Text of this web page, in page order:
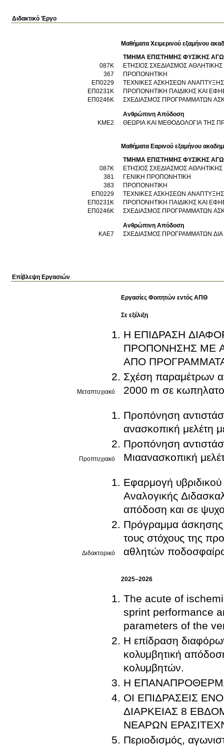
Διδακτικό Έργο
Μαθήματα Χειμερινού εξαμήνου
ΤΜΗΜΑ ΕΠΙΣΤΗΜΗΣ ΦΥΣΙΚΗΣ
087Κ
ΕΤΗΣΙΟΣ ΣΧΕΔΙΑΣΜΟΣ
367
ΠΡΟΠΟΝΗΤΙΚΗ
ΕΠ0229
ΤΕΧΝΙΚΕΣ ΑΣΚΗΣΕΩΝ
ΕΠ0231Κ
ΠΡΟΠΟΝΗΤΙΚΗ ΠΑΙΔΙΚΗΣ ΚΑΙ
ΕΠ0246Κ
ΣΧΕΔΙΑΣΜΟΣ ΠΡΟΓΡΑΜΜΑΤΩΝ
Ανθρώπινη Απόδοση
ΚΜΕ2
ΘΕΩΡΙΑ ΚΑΙ ΜΕΘΟΔΟΛΟΓΙΑ ΤΗΣ
Μαθήματα Εαρινού εξαμήνου
ΤΜΗΜΑ ΕΠΙΣΤΗΜΗΣ ΦΥΣΙΚΗΣ
087Κ
ΕΤΗΣΙΟΣ ΣΧΕΔΙΑΣΜΟΣ
381
ΓΕΝΙΚΗ ΠΡΟΠΟΝΗΤΙΚΗ
383
ΠΡΟΠΟΝΗΤΙΚΗ
ΕΠ0229
ΤΕΧΝΙΚΕΣ ΑΣΚΗΣΕΩΝ
ΕΠ0231Κ
ΠΡΟΠΟΝΗΤΙΚΗ ΠΑΙΔΙΚΗΣ ΚΑΙ
ΕΠ0246Κ
ΣΧΕΔΙΑΣΜΟΣ ΠΡΟΓΡΑΜΜΑΤΩΝ
Ανθρώπινη Απόδοση
ΚΑΕ7
ΣΧΕΔΙΑΣΜΟΣ ΠΡΟΓΡΑΜΜΑΤΩΝ ΔΙΑ
Επίβλεψη Εργασιών
Εργασίες Φοιτητών εντός ΑΠΘ
Σε εξέλιξη
Μεταπτυχιακό
Η ΕΠΙΔΡΑΣΗ
ΠΡΟΠΟΝΗΣΗΣ ΜΕ
ΑΠΟ
Σχέση παραμέτρων
2000 m σε
Προπτυχιακό
Προπόνηση
ανασκοπική μελέτη
Προπόνηση
Μιαανασκοπική
Διδακτορικό
Εφαρμογή
Αναλογικής
απόδοση και σε
Πρόγραμμα άσκησης
τους στόχους της
αθλητών
2025–2026
The acute of
sprint performance
parameters of the
Η επίδραση
κολυμβητική
κολυμβητών.
Η
ΟΙ ΕΠΙΔΡΑΣΕΙΣ
ΔΙΑΡΚΕΙΑΣ 8
ΝΕΑΡΩΝ
Περιοδισμός,